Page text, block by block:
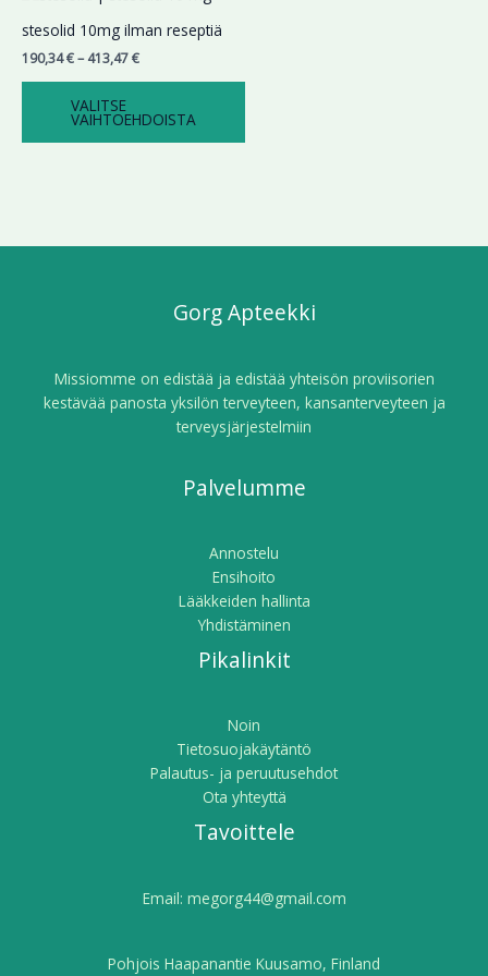
stesolid 10mg ilman reseptiä
190,34€– 413,47€
-
413,47 €
VALITSE
VAIHTOEHDOISTA
on
useampi
muunnelma.
Gorg Apteekki
Missiomme on edistää ja edistää yhteisön proviisorien
kestävää panosta yksilön terveyteen, kansanterveyteen ja
terveysjärjestelmiin
Palvelumme
Annostelu
Ensihoito
Lääkkeiden hallinta
Yhdistäminen
Pikalinkit
Noin
Tietosuojakäytäntö
Palautus- ja peruutusehdot
Ota yhteyttä
Tavoittele
Email: megorg44@gmail.com
Pohjois Haapanantie Kuusamo, Finland